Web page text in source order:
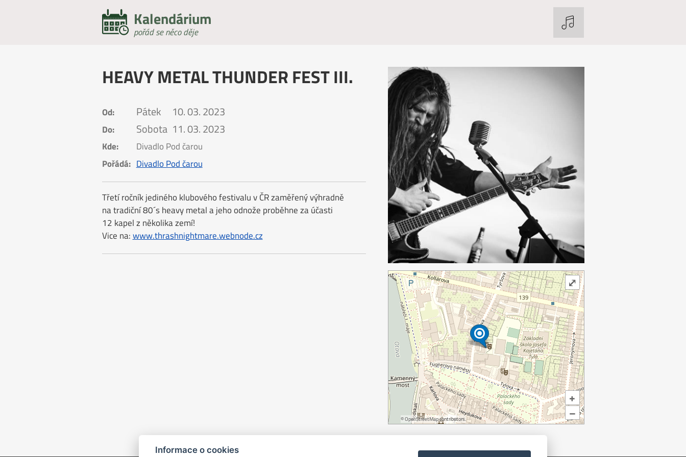
Kalendárium
pořád se něco děje
HEAVY METAL THUNDER FEST III.
Od: Pátek 10. 03. 2023
Do: Sobota 11. 03. 2023
Kde:
Divadlo Pod čarou
Pořádá: Divadlo Pod čarou
Třetí ročník jediného klubového festivalu v ČR zaměřený výhradně
na tradiční 80´s heavy metal a jeho odnože proběhne za účasti
12 kapel z několika zemí!
Vice na:www.thrashnightmare.webnode.cz
+
–
©OpenStreetMapcontributors.
⤢
Informace o cookies